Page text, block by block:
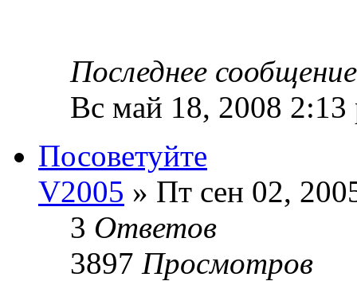
Последнее
Вс май 18, 2008 2:13
Посоветуйте
V2005 » Пт сен 02,
3 Ответов
3897 Просмотров